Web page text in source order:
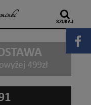
SZUKAJ